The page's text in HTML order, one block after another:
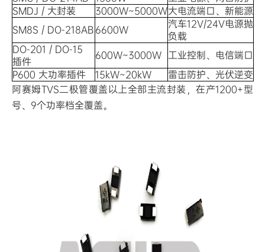
SMDJ / 大封装
3000W~5000W大电流端口、新能源
SM8S / DO-218AB6600W
汽车12V/24V电源抛
负载
DO-201 / DO-15
插件
600W~3000W 工业控制、电信端口
P600 大功率插件
15kW~20kW
雷击防护、光伏逆变
阿赛姆TVS二极管覆盖以上全部主流封装，在产1200+型
号、9个功率档全覆盖。